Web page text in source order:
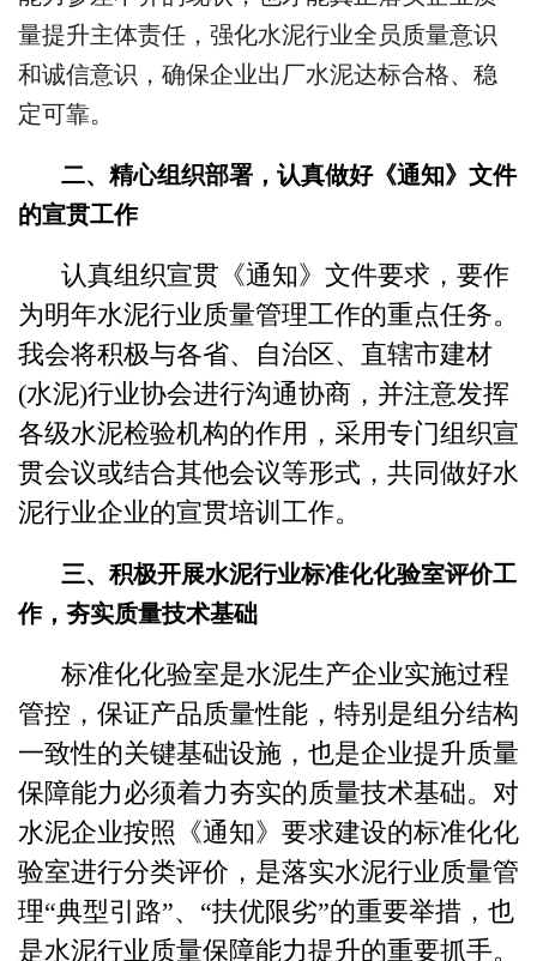
量提升主体责任，强化水泥行业全员质量意识
和诚信意识，确保企业出厂水泥达标合格、稳
定可靠。
二、精心组织部署，认真做好《通知》文件
的宣贯工作
认真组织宣贯《通知》文件要求，要作
为明年水泥行业质量管理工作的重点任务。
我会将积极与各省、自治区、直辖市建材
(水泥)行业协会进行沟通协商，并注意发挥
各级水泥检验机构的作用，采用专门组织宣
贯会议或结合其他会议等形式，共同做好水
泥行业企业的宣贯培训工作。
三、积极开展水泥行业标准化化验室评价工
作，夯实质量技术基础
标准化化验室是水泥生产企业实施过程
管控，保证产品质量性能，特别是组分结构
一致性的关键基础设施，也是企业提升质量
保障能力必须着力夯实的质量技术基础。对
水泥企业按照《通知》要求建设的标准化化
验室进行分类评价，是落实水泥行业质量管
理“典型引路”、“扶优限劣”的重要举措，也
是水泥行业质量保障能力提升的重要抓手。